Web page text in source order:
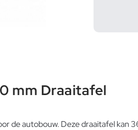
mm Draaitafel
de autobouw. Deze draaitafel